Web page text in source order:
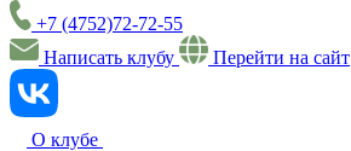
+7 (4752)72-72-55
Написать клубу
Перейти на сайт
О клубе